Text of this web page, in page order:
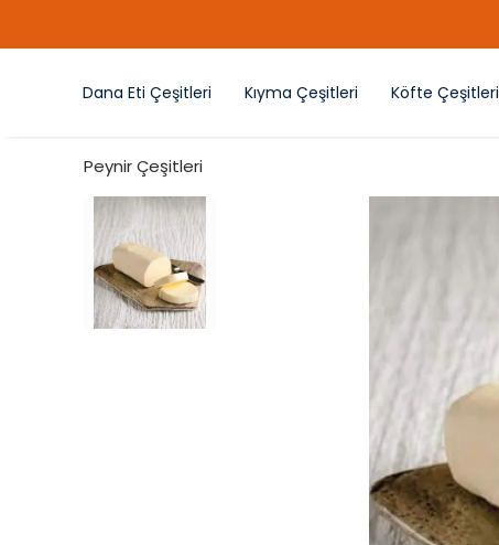
Dana Eti Çeşitleri Kıyma Çeşitleri Köfte Çeşitleri
Peynir Çeşitleri